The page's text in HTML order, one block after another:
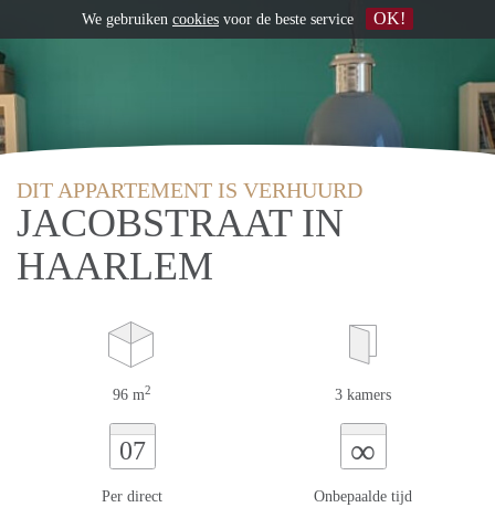
DIT APPARTEMENT IS VERHUURD
JACOBSTRAAT IN
HAARLEM
96 m2 3 kamers
07
Per direct
∞
Onbepaalde tijd
We gebruiken cookies voor de beste service OK!